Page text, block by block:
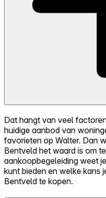
Dat hangt van veel
huidige aanbod van
favorieten op Walter. Dan
Bentveld het waard is om
aankoopbegeleiding weet
kunt bieden en welke kans
Bentveld te kopen.